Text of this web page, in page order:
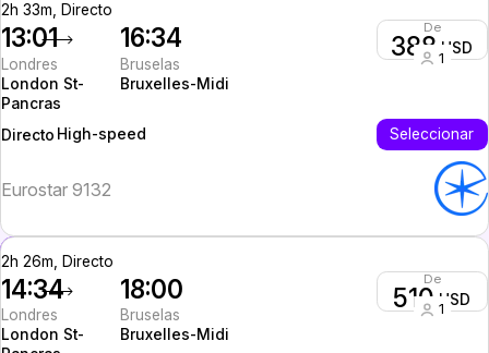
2h 33m, Directo
13:01
Londres
London St-
Pancras
16:34
Bruselas
Bruxelles-Midi
De
388 USD
1
Directo High-speed Seleccionar
Eurostar 9132
2h 26m, Directo
14:34
Londres
London St-
18:00
Bruselas
Bruxelles-Midi
De
510 USD
1